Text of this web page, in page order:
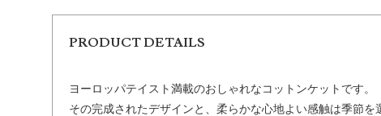
PRODUCT DETAILS
ヨーロッパテイスト満載のおしゃれなコットンケットです。
その完成されたデザインと、柔らかな心地よい感触は季節を